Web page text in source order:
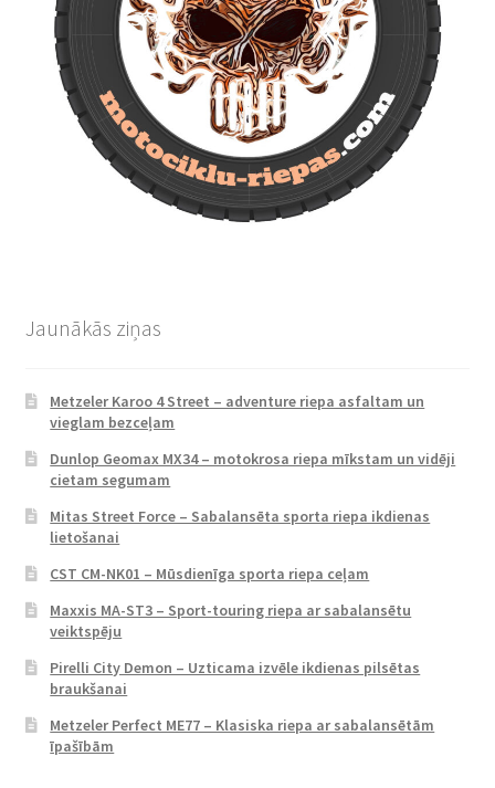
Jaunākās ziņas
Metzeler Karoo 4 Street – adventure riepa asfaltam un
vieglam bezceļam
Dunlop Geomax MX34 – motokrosa riepa mīkstam un vidēji
cietam segumam
Mitas Street Force – Sabalansēta sporta riepa ikdienas
lietošanai
CST CM-NK01 – Mūsdienīga sporta riepa ceļam
Maxxis MA-ST3 – Sport-touring riepa ar sabalansētu
veiktspēju
Pirelli City Demon – Uzticama izvēle ikdienas pilsētas
braukšanai
Metzeler Perfect ME77 – Klasiska riepa ar sabalansētām
īpašībām